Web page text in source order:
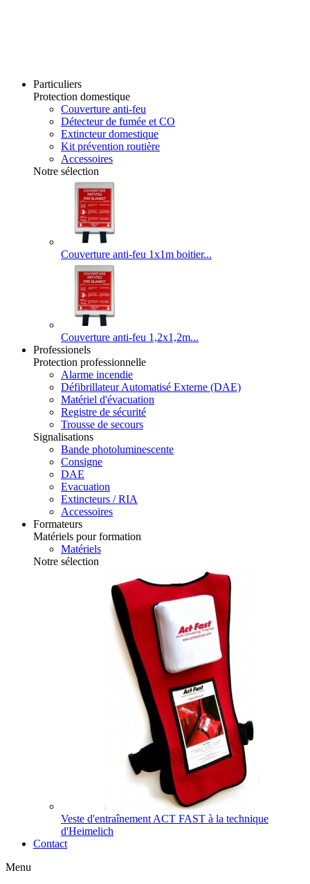
Particuliers
Protection domestique
Couverture anti-feu
Détecteur de fumée et CO
Extincteur domestique
Kit prévention routière
Accessoires
Notre sélection
Couverture anti-feu 1x1m boitier...
Couverture anti-feu 1,2x1,2m...
Professionels
Protection professionnelle
Alarme incendie
Défibrillateur Automatisé Externe (DAE)
Matériel d'évacuation
Registre de sécurité
Trousse de secours
Signalisations
Bande photoluminescente
Consigne
DAE
Evacuation
Extincteurs / RIA
Accessoires
Formateurs
Matériels pour formation
Matériels
Notre sélection
Veste d'entraînement ACT FAST à la technique
d'Heimelich
Contact
Menu